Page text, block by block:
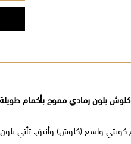
كلوش بلون رمادي مموج بأكمام طويلة
كويتي واسع (كلوش) وأنيق، تأتي